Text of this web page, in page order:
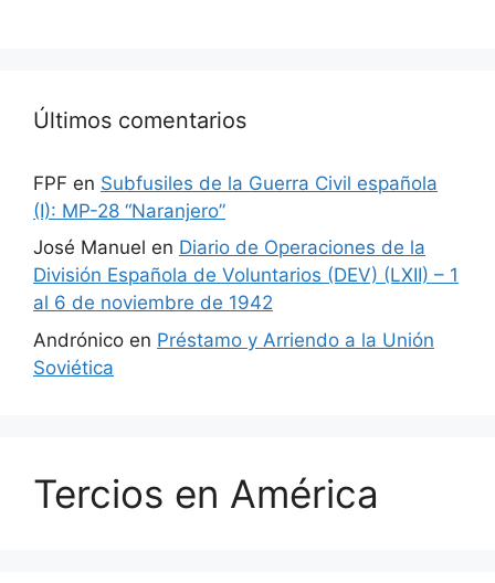
Últimos comentarios
FPF en Subfusiles de la Guerra Civil española
(I): MP-28 “Naranjero”
José Manuel en Diario de Operaciones de la
División Española de Voluntarios (DEV) (LXII) – 1
al 6 de noviembre de 1942
Andrónico en Préstamo y Arriendo a la Unión
Soviética
Tercios en América